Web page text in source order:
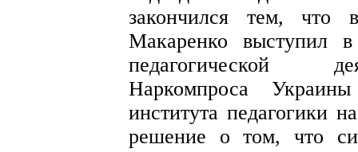
закончился тем, что
Макаренко выступил
педагогической
Наркомпроса Украины
института педагогики
решение о том, что